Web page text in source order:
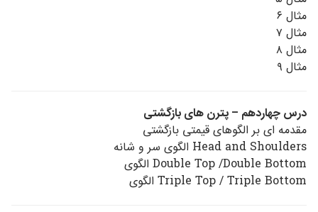
مثال ۶
مثال ۷
مثال ۸
مثال ۹
درس چهاردهم – پترن های بازگشتی
مقدمه ای بر الگوهای قیمتی بازگشتی
Head and Shoulders الگوی سر و شانه
Double Top /Double Bottom الگوی
Triple Top / Triple Bottom الگوی